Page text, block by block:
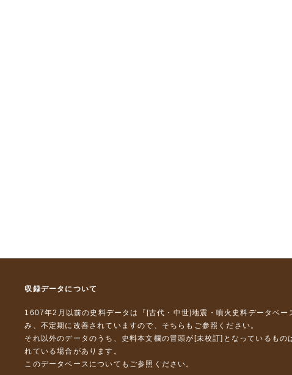
収録データについて
1607年2月以前の史料データは『 [古代・中世]地震・噴火史料データベー
み、不定期に改善されていますので、 そちら もご参照ください。
それ以外のデータのうち、史料本文欄の冒頭が[未校訂]となっているも
れている場合があります。
このデータベースについて もご参照ください。